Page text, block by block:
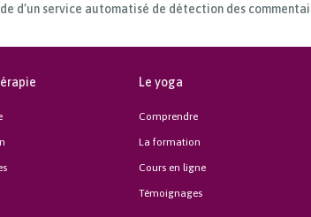
d’un service automatisé de détection des
Le yoga
Comprendre
La formation
Cours en ligne
Témoignages